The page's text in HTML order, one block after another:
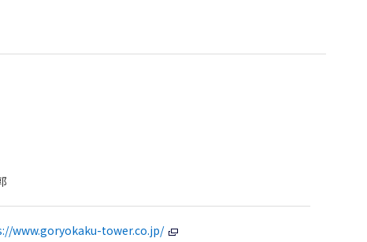
www.goryokaku-tower.co.jp/